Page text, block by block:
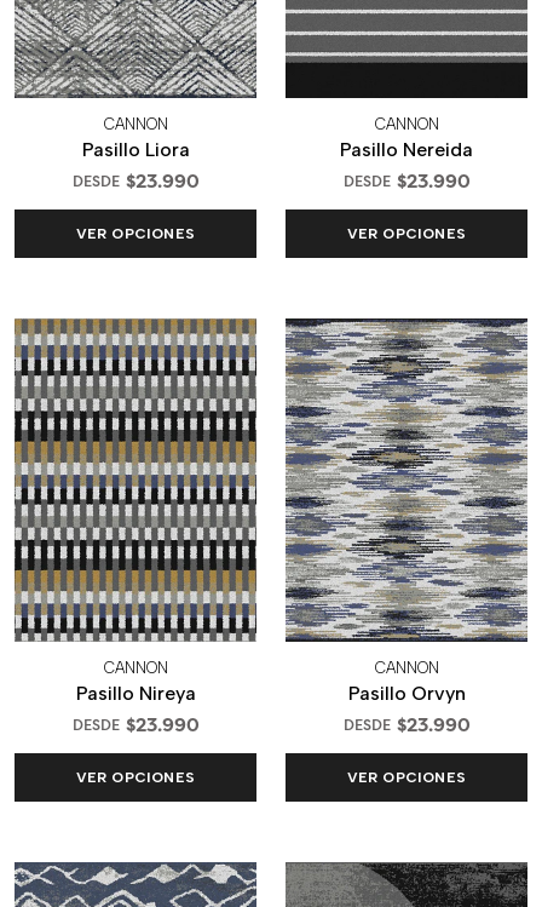
CANNON
Pasillo Liora
DESDE $23.990
VER OPCIONES
CANNON
Pasillo Nereida
DESDE $23.990
VER OPCIONES
CANNON
Pasillo Nireya
DESDE $23.990
VER OPCIONES
CANNON
Pasillo Orvyn
DESDE $23.990
VER OPCIONES